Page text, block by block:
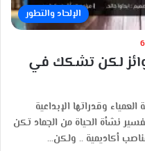
الإلحاد والتطور
لكن تشكك في
وقدراتها الإبداعية
نشأة الحياة من الجماد تكن
أكاديمية .. ولكن…